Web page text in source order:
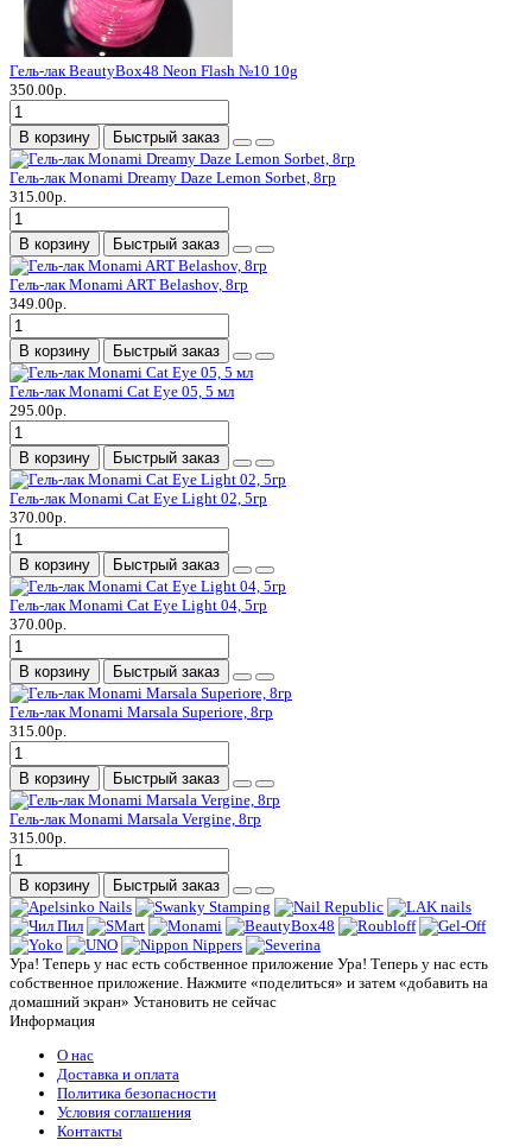
Гель-лак BeautyBox48 Neon Flash №10 10g
350.00р.
В корзину Быстрый заказ
Гель-лак Monami Dreamy Daze Lemon Sorbet, 8гр
315.00р.
В корзину Быстрый заказ
Гель-лак Monami ART Belashov, 8гр
349.00р.
В корзину Быстрый заказ
Гель-лак Monami Cat Eye 05, 5 мл
295.00р.
В корзину Быстрый заказ
Гель-лак Monami Cat Eye Light 02, 5гр
370.00р.
В корзину Быстрый заказ
Гель-лак Monami Cat Eye Light 04, 5гр
370.00р.
В корзину Быстрый заказ
Гель-лак Monami Marsala Superiore, 8гр
315.00р.
В корзину Быстрый заказ
Гель-лак Monami Marsala Vergine, 8гр
315.00р.
В корзину Быстрый заказ
Ура! Теперь у нас есть собственное приложение Ура! Теперь у нас есть
собственное приложение. Нажмите «поделиться» и затем «добавить на
домашний экран» Установить не сейчас
Информация
О нас
Доставка и оплата
Политика безопасности
Условия соглашения
Контакты